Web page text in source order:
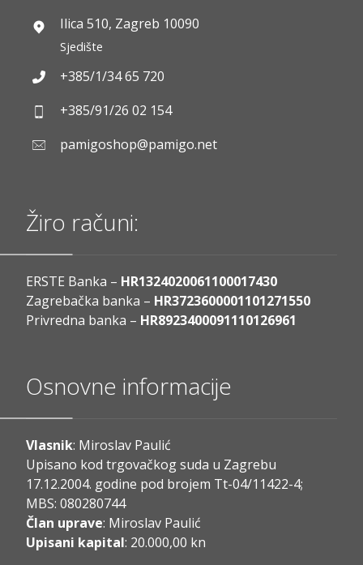
Ilica 510, Zagreb 10090
Sjedište
+385/1/34 65 720
+385/91/26 02 154
pamigoshop@pamigo.net
Žiro računi:
ERSTE Banka – HR1324020061100017430
Zagrebačka banka – HR3723600001101271550
Privredna banka – HR8923400091110126961
Osnovne informacije
Vlasnik: Miroslav Paulić
Upisano kod trgovačkog suda u Zagrebu
17.12.2004. godine pod brojem Tt-04/11422-4;
MBS: 080280744
Član uprave: Miroslav Paulić
Upisani kapital: 20.000,00 kn